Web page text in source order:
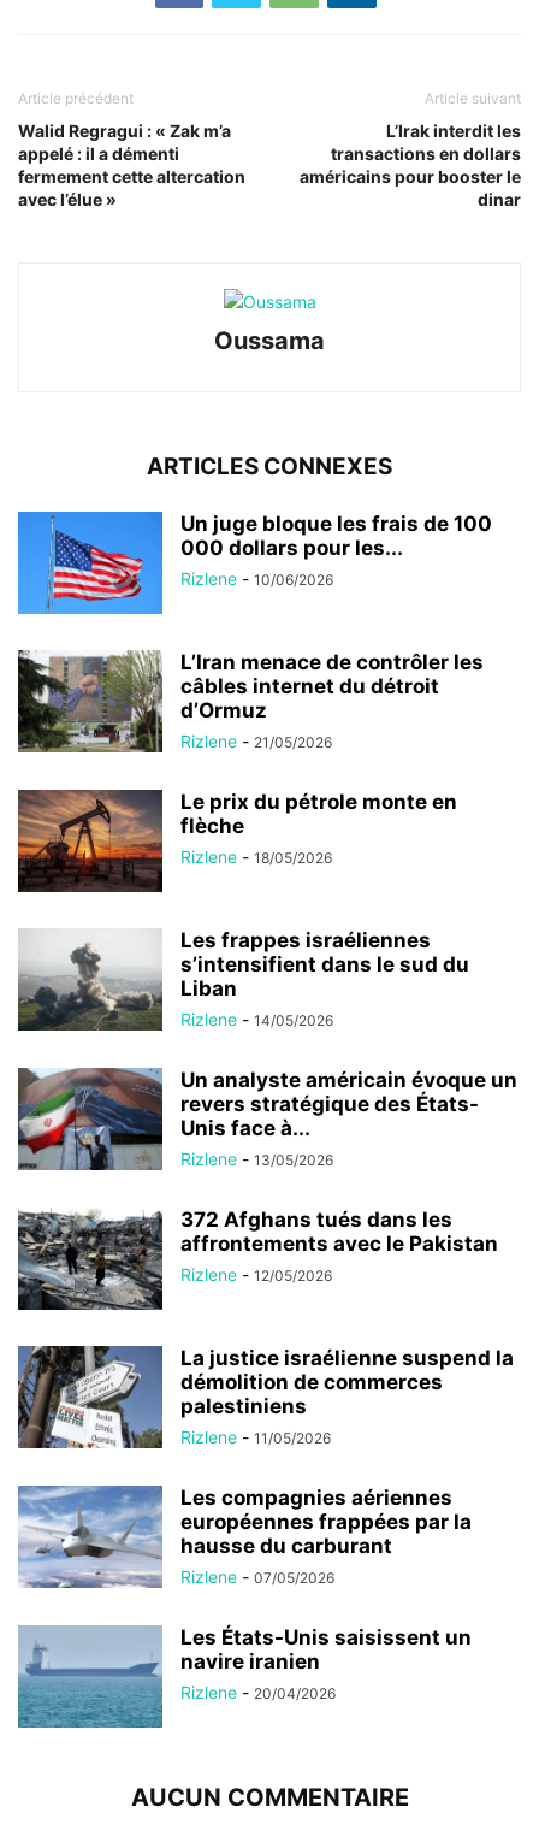
Article précédent
Walid Regragui : « Zak m’a
appelé : il a démenti
fermement cette altercation
avec l’élue »
Article suivant
L’Irak interdit les
transactions en dollars
américains pour booster le
dinar
Oussama
ARTICLES CONNEXES
Un juge bloque les frais de 100
000 dollars pour les...
Rizlene - 10/06/2026
L’Iran menace de contrôler les
câbles internet du détroit
d’Ormuz
Rizlene - 21/05/2026
Le prix du pétrole monte en
flèche
Rizlene - 18/05/2026
Les frappes israéliennes
s’intensifient dans le sud du
Liban
Rizlene - 14/05/2026
Un analyste américain évoque un
revers stratégique des États-
Unis face à...
Rizlene - 13/05/2026
372 Afghans tués dans les
affrontements avec le Pakistan
Rizlene - 12/05/2026
La justice israélienne suspend la
démolition de commerces
palestiniens
Rizlene - 11/05/2026
Les compagnies aériennes
européennes frappées par la
hausse du carburant
Rizlene - 07/05/2026
Les États-Unis saisissent un
navire iranien
Rizlene - 20/04/2026
AUCUN COMMENTAIRE